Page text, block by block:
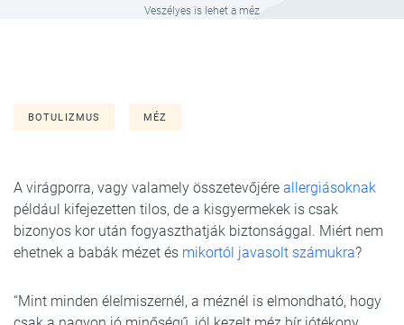
Veszélyes is lehet a méz
BOTULIZMUS MÉZ
A virágporra, vagy valamely összetevőjére allergiásoknak
például kifejezetten tilos, de a kisgyermekek is csak
bizonyos kor után fogyaszthatják biztonsággal. Miért nem
ehetnek a babák mézet és mikortól javasolt számukra?
“Mint minden élelmiszernél, a méznél is elmondható, hogy